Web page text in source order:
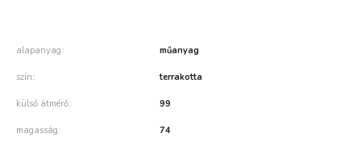
alapanyag műanyag
szín terrakotta
külső átmérő 99
magasság 74